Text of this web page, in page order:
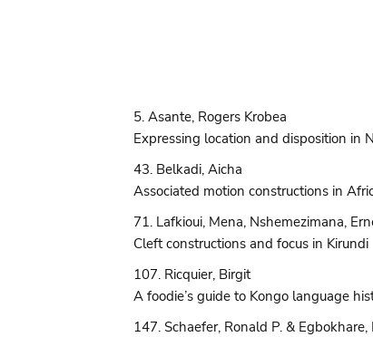
5. Asante, Rogers Krobea
Expressing location and disposition in
43. Belkadi, Aicha
Associated motion constructions in
71. Lafkioui, Mena, Nshemezimana,
Cleft constructions and focus in Kirundi
107. Ricquier, Birgit
A foodie’s guide to Kongo language
147. Schaefer, Ronald P. & Egbokhare,